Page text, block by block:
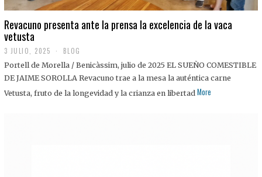
Revacuno presenta ante la prensa la excelencia de la vaca
vetusta
3 JULIO, 2025
J
U
I
BLOG
Portell de Morella / Benicàssim, julio de 2025 EL SUEÑO COMESTIBLE
DE JAIME SOROLLA Revacuno trae a la mesa la auténtica carne
Vetusta, fruto de la longevidad y la crianza en libertad More